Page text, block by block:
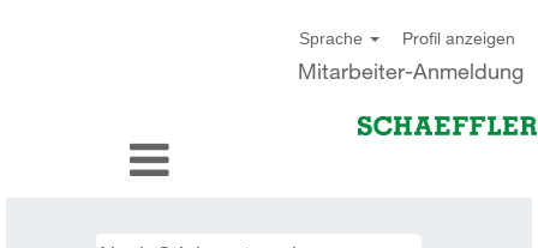
Sprache Profil anzeigen
Mitarbeiter-Anmeldung